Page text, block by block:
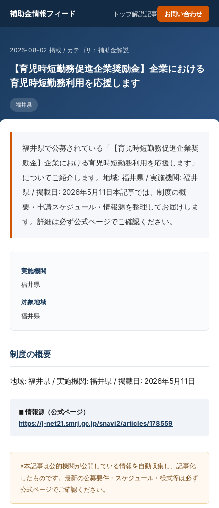
補助金情報フィード トップ解説記事 お問い合わせ
2026-08-02 掲載 / カテゴリ：補助金解説
【育児時短勤務促進企業奨励金】企業における
育児時短勤務利用を応援します
福井県
福井県で公募されている「【育児時短勤務促進企業奨
励金】企業における育児時短勤務利用を応援します」
についてご紹介します。地域: 福井県 / 実施機関: 福井
県 / 掲載日: 2026年5月11日本記事では、制度の概
要・申請スケジュール・情報源を整理してお届けしま
す。詳細は必ず公式ページでご確認ください。
実施機関
福井県
対象地域
福井県
制度の概要
地域: 福井県 / 実施機関: 福井県 / 掲載日: 2026年5月11日
◼︎ 情報源（公式ページ）
https://j-net21.smrj.go.jp/snavi2/articles/178559
※本記事は公的機関が公開している情報を自動収集し、記事化
したものです。最新の公募要件・スケジュール・様式等は必ず
公式ページでご確認ください。